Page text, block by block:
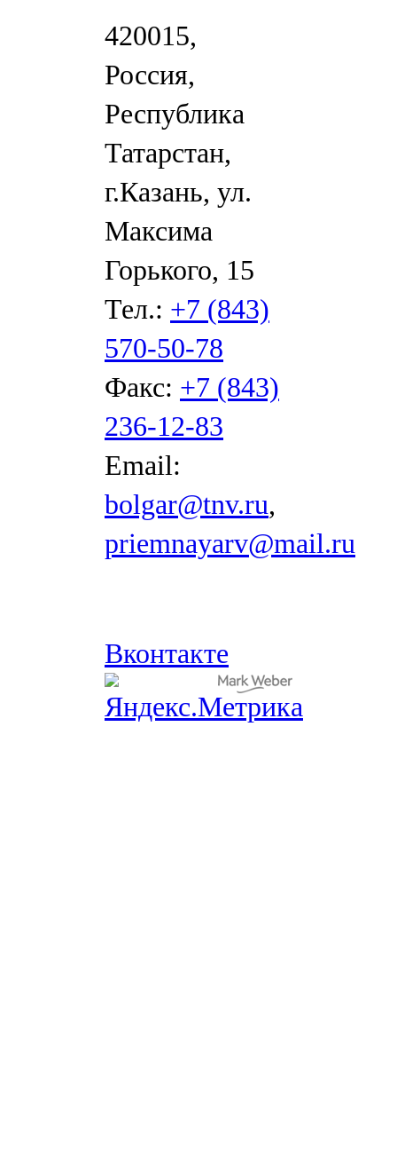
420015,
Россия,
Республика
Татарстан,
г.Казань, ул.
Максима
Горького, 15
Тел.: +7 (843)
570-50-78
Факс: +7 (843)
236-12-83
Email:
bolgar@tnv.ru,
priemnayarv@mail.ru
Вконтакте